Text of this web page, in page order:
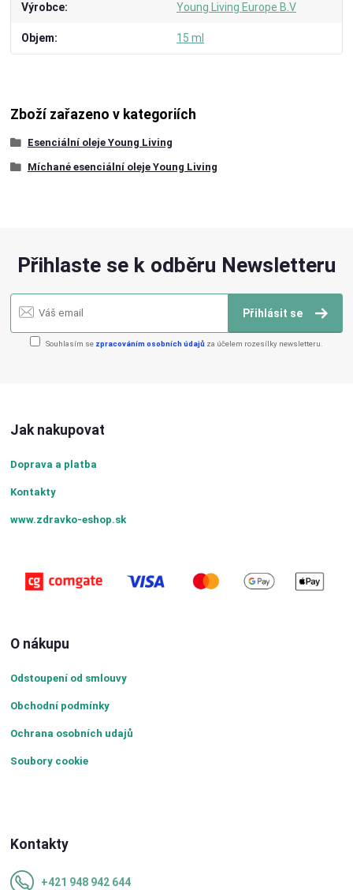
Výrobce Young Living Europe B.V
Objem 15 ml
Zboží zařazeno v kategoriích
Esenciální oleje Young Living
Míchané esenciální oleje Young Living
Přihlaste se k odběru Newsletteru
Přihlásit se
Souhlasím se zpracováním osobních údajů za účelem rozesílky newsletteru.
Jak nakupovat
Doprava a platba
Kontakty
www.zdravko-eshop.sk
O nákupu
Odstoupení od smlouvy
Obchodní podmínky
Ochrana osobních udajů
Soubory cookie
Kontakty
+421 948 942 644